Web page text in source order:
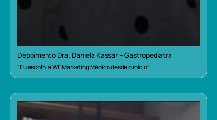
Depoimento Dra. Daniela Kassar – Gastropediatra
“Eu escolhi a WE Marketing Médico desde o início”